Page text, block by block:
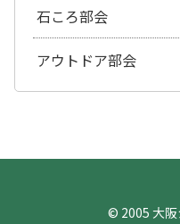
石ころ部会
アウトドア部会
© 2005 大阪